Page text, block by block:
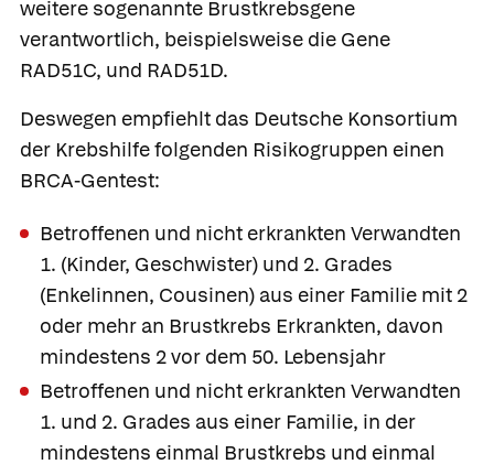
weitere sogenannte Brustkrebsgene
verantwortlich, beispielsweise die Gene
RAD51C, und RAD51D.
Deswegen empfiehlt das Deutsche Konsortium
der Krebshilfe folgenden Risikogruppen einen
BRCA-Gentest:
Betroffenen und nicht erkrankten Verwandten
1. (Kinder, Geschwister) und 2. Grades
(Enkelinnen, Cousinen) aus einer Familie mit 2
oder mehr an Brustkrebs Erkrankten, davon
mindestens 2 vor dem 50. Lebensjahr
Betroffenen und nicht erkrankten Verwandten
1. und 2. Grades aus einer Familie, in der
mindestens einmal Brustkrebs und einmal